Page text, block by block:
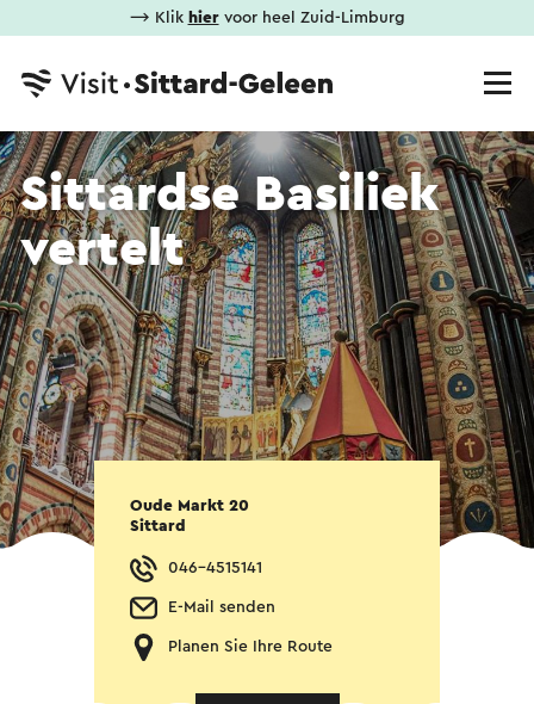
⟶ Klik hiervoor heel Zuid-Limburg
Sittardse Basiliek
vertelt
Oude Markt 20
Sittard
046-4515141
E-Mail senden
Planen Sie Ihre Route